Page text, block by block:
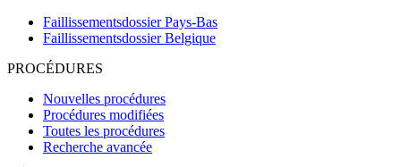
Faillissementsdossier Pays-Bas
Faillissementsdossier Belgique
PROCÉDURES
Nouvelles procédures
Procédures modifiées
Toutes les procédures
Recherche avancée